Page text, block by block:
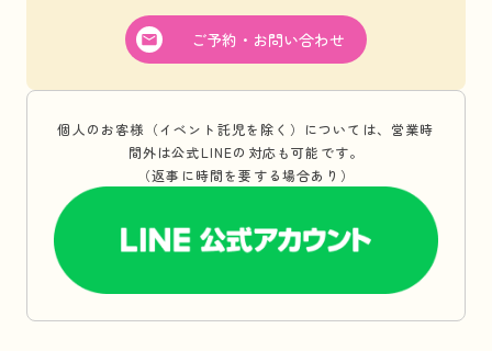
ご予約・お問い合わせ
個人のお客様（イベント託児を除く）については、営業時
間外は公式LINEの対応も可能です。
（返事に時間を要する場合あり）